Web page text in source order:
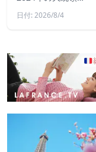
日付: 2026/8/4